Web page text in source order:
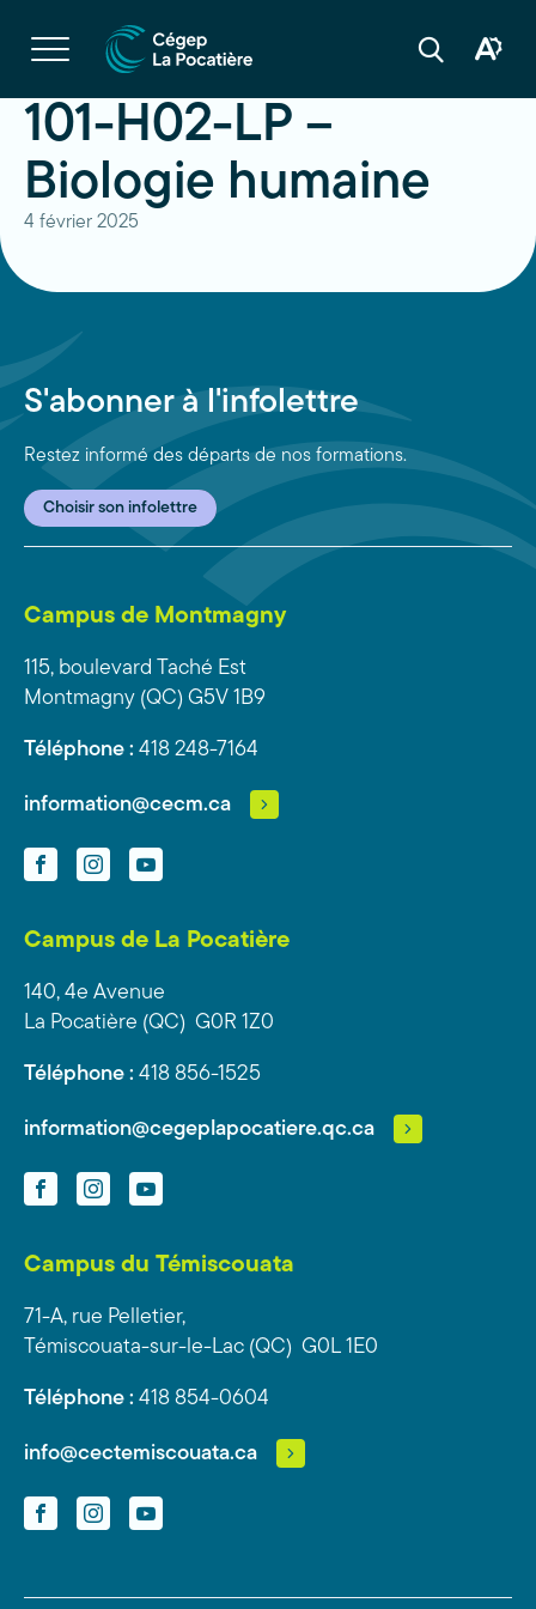
Ouvrir
la
navigation
site
Ouvrir
Ouvrir
101-H02-LP –
Biologie humaine
4 février 2025
S'abonner à l'infolettre
Restez informé des départs de nos formations.
Choisir son infolettre
Campus de Montmagny
115, boulevard Taché Est
Montmagny (QC) G5V 1B9
Téléphone : 418 248-7164
information@cecm.ca
FacebookInstagramYouTube
Campus de La Pocatière
140, 4e Avenue
La Pocatière (QC) G0R 1Z0
Téléphone : 418 856-1525
information@cegeplapocatiere.qc.ca
FacebookInstagramYouTube
Campus du Témiscouata
71-A, rue Pelletier,
Témiscouata-sur-le-Lac (QC) G0L 1E0
Téléphone : 418 854-0604
info@cectemiscouata.ca
FacebookInstagramYouTube